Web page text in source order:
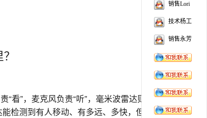
看”，麦克风负责“听”，毫米波雷达则默
检测到有人移动、有多远、多快，但它
销售Lori
技术杨工
销售永芳